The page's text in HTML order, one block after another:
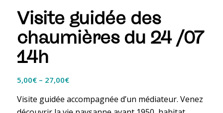
Visite guidée des
chaumières du 24 /07
14h
5,00€– 27,00€
Visite guidée accompagnée d’un médiateur. Venez